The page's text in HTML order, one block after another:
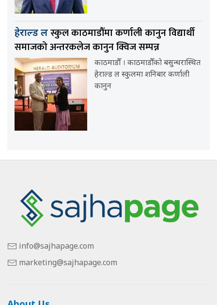
हेराल्ड लस्कुल काठमाडौँमा कर्णाली कानुन विद्यार्थी
समाजको अन्तरकलेज कानुन क्विज सम्पन्न
काठमाडौँ । काठमाडौँको बसुन्धरास्थित
हेराल्ड ल स्कुलमा शनिबार कर्णाली
कानुन
info@sajhapage.com
marketing@sajhapage.com